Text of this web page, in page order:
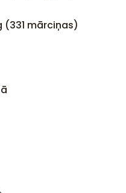
(331 mārciņas)